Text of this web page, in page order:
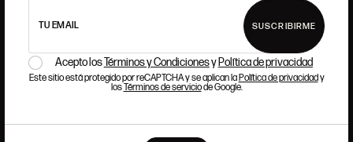
TU EMAIL SUSCRIBIRME
Acepto losTérminos y Condicionesy Política de privacidad
Este sitio está protegido por reCAPTCHA y se aplican laPolítica de privacidady
losTérminos de serviciode Google.
SUBASTAS
VALORACIONES
PREGUNTAS FRECUENTES
CONTACTO